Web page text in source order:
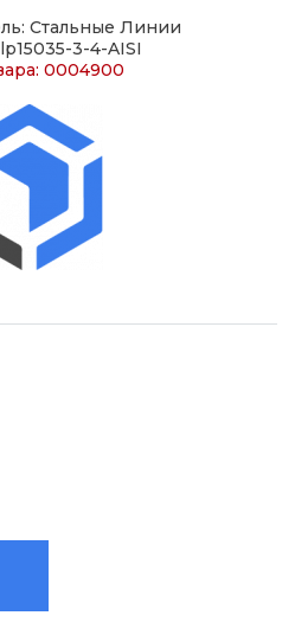
Стальные Линии
3-4-AISI
0004900